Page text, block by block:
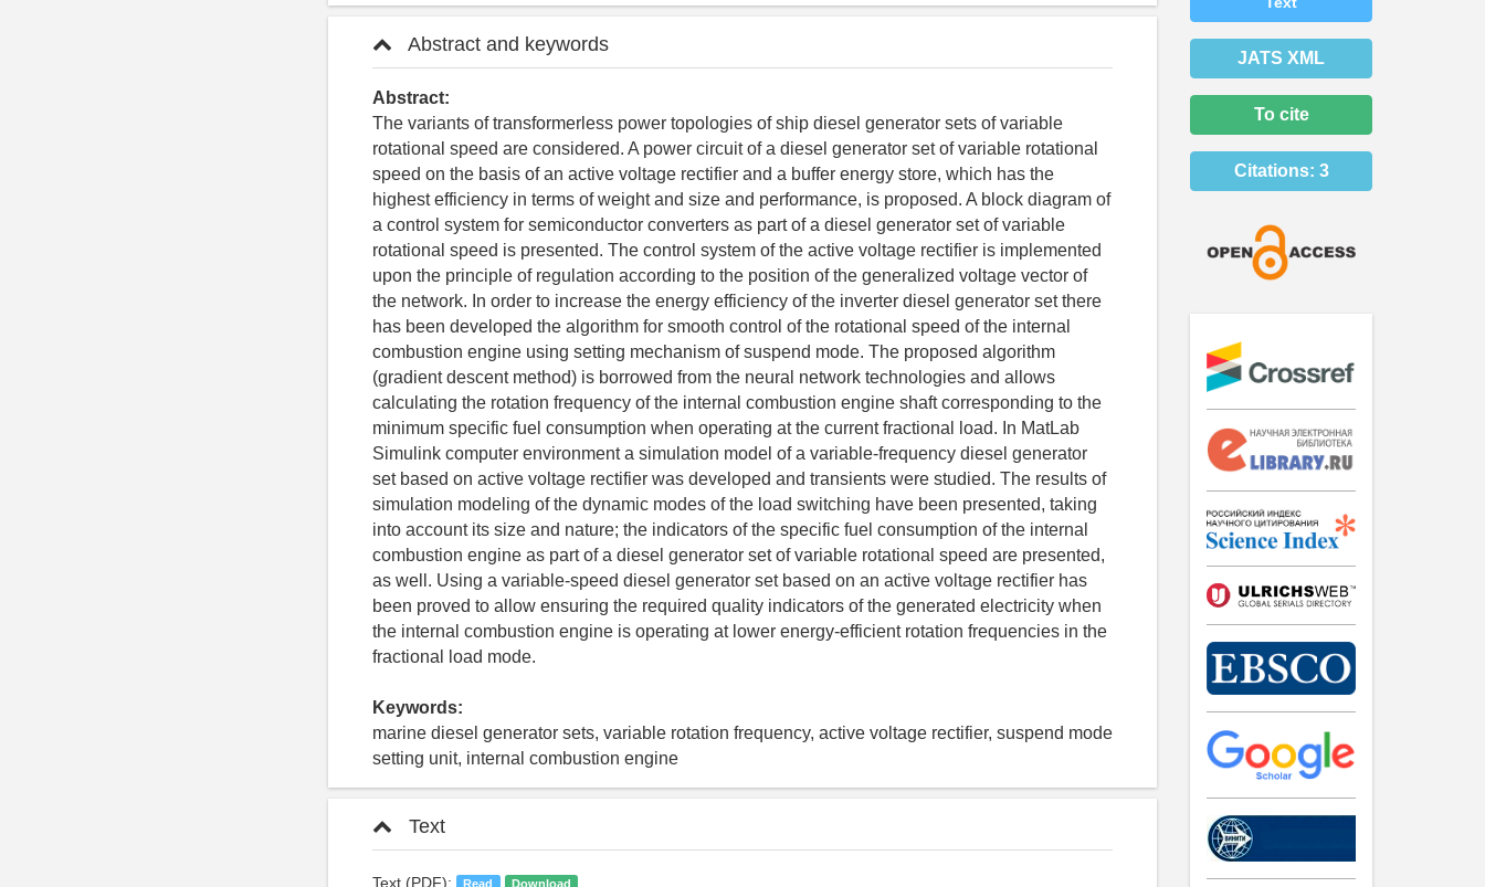
Abstract and keywords
Abstract:
The variants of transformerless power topologies of ship diesel generator sets of variable
rotational speed are considered. A power circuit of a diesel generator set of variable rotational
speed on the basis of an active voltage rectifier and a buffer energy store, which has the
highest efficiency in terms of weight and size and performance, is proposed. A block diagram of
a control system for semiconductor converters as part of a diesel generator set of variable
rotational speed is presented. The control system of the active voltage rectifier is implemented
upon the principle of regulation according to the position of the generalized voltage vector of
the network. In order to increase the energy efficiency of the inverter diesel generator set there
has been developed the algorithm for smooth control of the rotational speed of the internal
combustion engine using setting mechanism of suspend mode. The proposed algorithm
(gradient descent method) is borrowed from the neural network technologies and allows
calculating the rotation frequency of the internal combustion engine shaft corresponding to the
minimum specific fuel consumption when operating at the current fractional load. In MatLab
Simulink computer environment a simulation model of a variable-frequency diesel generator
set based on active voltage rectifier was developed and transients were studied. The results of
simulation modeling of the dynamic modes of the load switching have been presented, taking
into account its size and nature; the indicators of the specific fuel consumption of the internal
combustion engine as part of a diesel generator set of variable rotational speed are presented,
as well. Using a variable-speed diesel generator set based on an active voltage rectifier has
been proved to allow ensuring the required quality indicators of the generated electricity when
the internal combustion engine is operating at lower energy-efficient rotation frequencies in the
fractional load mode.
Keywords:
marine diesel generator sets, variable rotation frequency, active voltage rectifier, suspend mode
setting unit, internal combustion engine
Text
Text (PDF): Read Download
JATS XML
To cite
Citations: 3